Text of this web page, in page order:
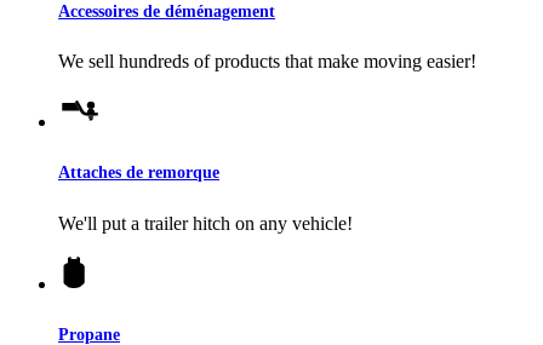
Accessoires de déménagement
We sell hundreds of products that make moving easier!
Attaches de remorque
We'll put a trailer hitch on any vehicle!
Propane